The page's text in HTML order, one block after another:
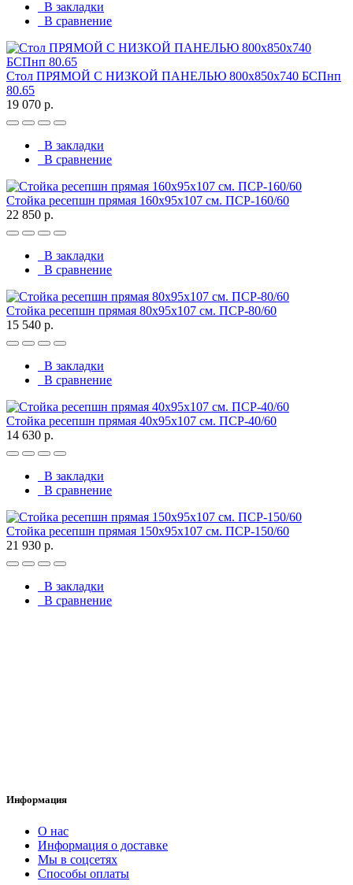
В закладки
В сравнение
Стол ПРЯМОЙ С НИЗКОЙ ПАНЕЛЬЮ 800х850х740 БСПнп
80.65
19 070 р.
В закладки
В сравнение
Стойка ресепшн прямая 160х95х107 см. ПСР-160/60
22 850 р.
В закладки
В сравнение
Стойка ресепшн прямая 80х95х107 см. ПСР-80/60
15 540 р.
В закладки
В сравнение
Стойка ресепшн прямая 40х95х107 см. ПСР-40/60
14 630 р.
В закладки
В сравнение
Стойка ресепшн прямая 150х95х107 см. ПСР-150/60
21 930 р.
В закладки
В сравнение
Информация
О нас
Информация о доставке
Мы в соцсетях
Способы оплаты